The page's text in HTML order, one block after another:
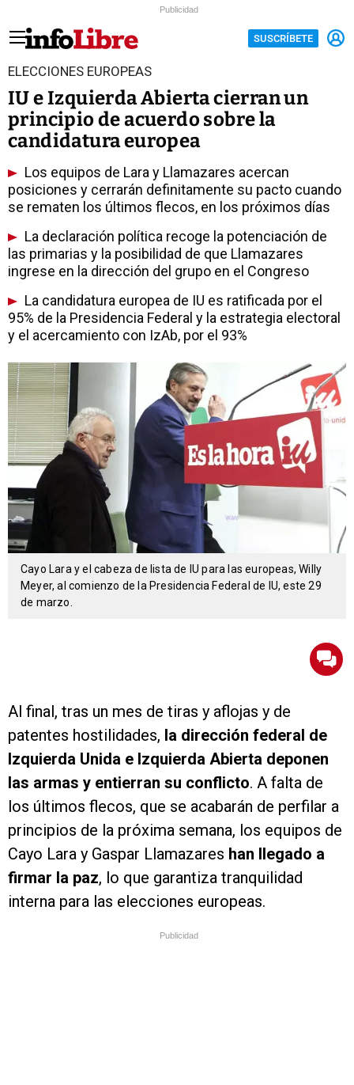
Publicidad
SUSCRÍBETE
ELECCIONES EUROPEAS
IU e Izquierda Abierta cierran un
principio de acuerdo sobre la
candidatura europea
Los equipos de Lara y Llamazares acercan
posiciones y cerrarán definitamente su pacto cuando
se rematen los últimos flecos, en los próximos días
La declaración política recoge la potenciación de
las primarias y la posibilidad de que Llamazares
ingrese en la dirección del grupo en el Congreso
La candidatura europea de IU es ratificada por el
95% de la Presidencia Federal y la estrategia electoral
y el acercamiento con IzAb, por el 93%
Cayo Lara y el cabeza de lista de IU para las europeas, Willy
Meyer, al comienzo de la Presidencia Federal de IU, este 29
de marzo.
Al final, tras un mes de tiras y aflojas y de
patentes hostilidades, la dirección federal de
Izquierda Unida e Izquierda Abierta deponen
las armas y entierran su conflicto. A falta de
los últimos flecos, que se acabarán de perfilar a
principios de la próxima semana, los equipos de
Cayo Lara y Gaspar Llamazares han llegado a
firmar la paz, lo que garantiza tranquilidad
interna para las elecciones europeas.
Publicidad